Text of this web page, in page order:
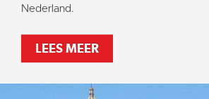
Steun ons
Contact
Vaktaal
Nederland.
LEES MEER